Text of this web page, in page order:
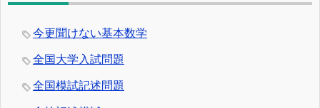
今更聞けない基本数学
全国大学入試問題
全国模試記述問題